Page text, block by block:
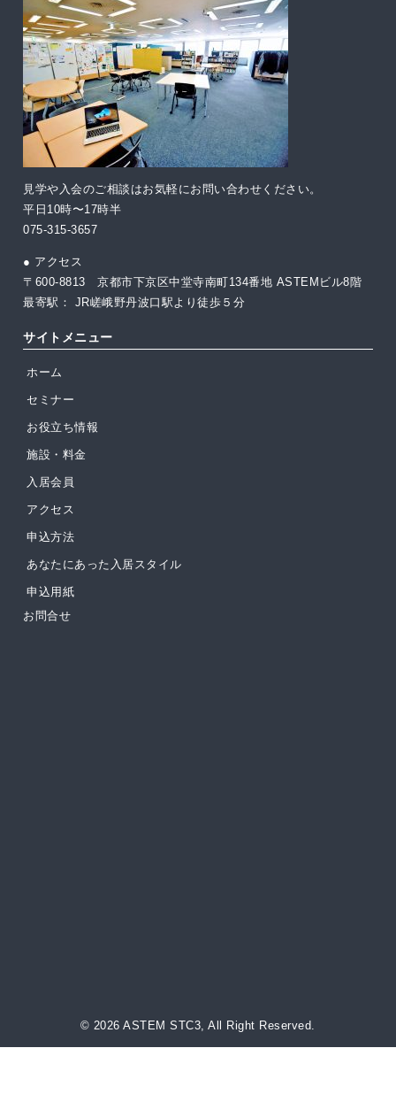
見学や入会のご相談はお気軽にお問い合わせください。
平日10時〜17時半
075-315-3657
● アクセス
〒600-8813 京都市下京区中堂寺南町134番地 ASTEMビル8階
最寄駅： JR嵯峨野丹波口駅より徒歩５分
サイトメニュー
ホーム
セミナー
お役立ち情報
施設・料金
入居会員
アクセス
申込方法
あなたにあった入居スタイル
申込用紙
お問合せ
© 2026 ASTEM STC3, All Right Reserved.